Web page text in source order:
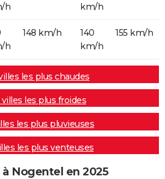
h
km/h
h
148 km/h
140
km/h
155 km/h
les plus chaudes
villes les plus froides
les plus pluvieuses
les plus venteuses
Nogentel en 2025